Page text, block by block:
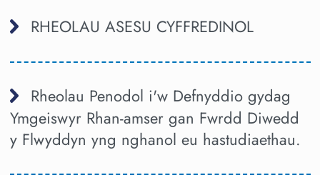
RHEOLAU ASESU CYFFREDINOL
Rheolau Penodol i'w Defnyddio gydag
Ymgeiswyr Rhan-amser gan Fwrdd Diwedd
y Flwyddyn yng nghanol eu hastudiaethau.